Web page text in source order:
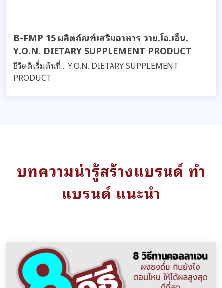
B-FMP 15 ผลิตภัณฑ์เสริมอาหาร วาย.โอ.เอ็น.
Y.O.N. DIETARY SUPPLEMENT PRODUCT
ชีวิตดีเริ่มต้นที่... Y.O.N. DIETARY SUPPLEMENT
PRODUCT
บทความน่ารู้สร้างแบรนด์ ทำ
แบรนด์ แนะนำ